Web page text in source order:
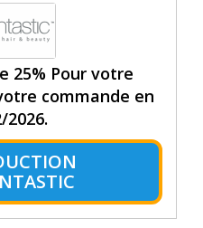
25% Pour votre
commande en